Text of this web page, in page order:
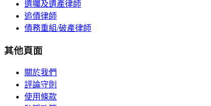
遺囑及遺產律師
追債律師
債務重組/破產律師
其他頁面
關於我們
評論守則
使用條款